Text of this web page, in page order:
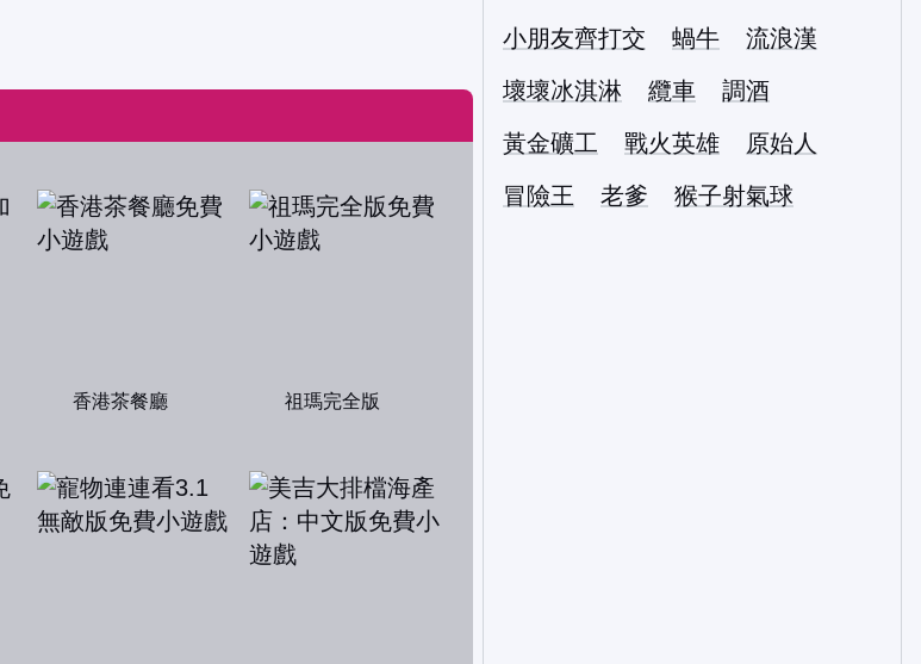
香港茶餐廳 祖瑪完全版
小朋友齊打交
蝸牛
流浪漢
壞壞冰淇淋
纜車
調酒
黃金礦工
戰火英雄
原始人
冒險王
老爹 猴子射氣球